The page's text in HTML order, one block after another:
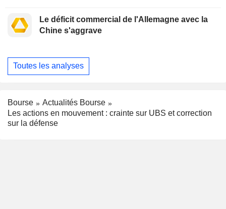
Le déficit commercial de l'Allemagne avec la
Chine s'aggrave
Toutes les analyses
Bourse
Actualités Bourse
Les actions en mouvement : crainte sur UBS et correction
sur la défense